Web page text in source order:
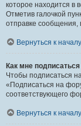
которое находится в
Отметив галочкой
отправке сообщения,
Вернуться к началу
Как мне
Чтобы подписаться
«Подписаться на
соответствующего
Вернуться к началу